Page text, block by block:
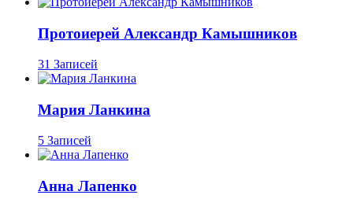
Протоиерей Александр Камышников
31 Записей
Мария Ланкина
5 Записей
Анна Лапенко